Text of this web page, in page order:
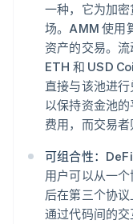
一种，它为加
场。AMM 使用
资产的交易。
ETH 和 USD
直接与该池进
以保持资金池
费用，而交易者
可组合性：
用户可以从一
后在第三个协
通过代码间的